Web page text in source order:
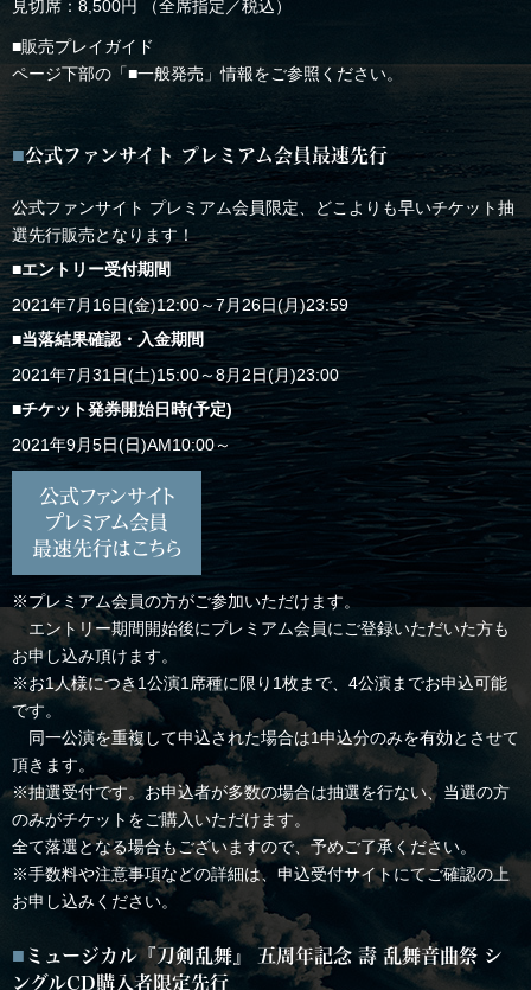
見切席：8,500円 （全席指定／税込）
■販売プレイガイド
ページ下部の「■一般発売」情報をご参照ください。
公式ファンサイト プレミアム会員最速先行
公式ファンサイト プレミアム会員限定、どこよりも早いチケット抽
選先行販売となります！
■エントリー受付期間
2021年7月16日(金)12:00～7月26日(月)23:59
■当落結果確認・入金期間
2021年7月31日(土)15:00～8月2日(月)23:00
■チケット発券開始日時(予定)
2021年9月5日(日)AM10:00～
公式ファンサイト
プレミアム会員
最速先行はこちら
※プレミアム会員の方がご参加いただけます。
エントリー期間開始後にプレミアム会員にご登録いただいた方も
お申し込み頂けます。
※お1人様につき1公演1席種に限り1枚まで、4公演までお申込可能
です。
同一公演を重複して申込された場合は1申込分のみを有効とさせて
頂きます。
※抽選受付です。お申込者が多数の場合は抽選を行ない、当選の方
のみがチケットをご購入いただけます。
全て落選となる場合もございますので、予めご了承ください。
※手数料や注意事項などの詳細は、申込受付サイトにてご確認の上
お申し込みください。
ミュージカル『刀剣乱舞』 五周年記念 壽 乱舞音曲祭 シ
ングルCD購入者限定先行